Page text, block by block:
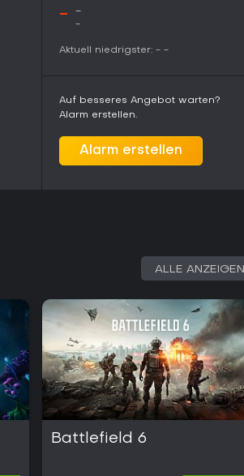
reagieren auf frühes Feedback
gleichzeitig den verfügbaren Inhalt.
Games weitergeführt. Das roguelite-System
und zufälliger Build-Gestaltung
zeigen jedoch aktive Weiterentwicklung.
und eignet sich besonders für
sind. Die Kernfantasie zwergischer
risikoreiche Runs vermittelt statt
- -
-
Aktuell niedrigster: - -
Auf besseres Angebot warten?
Alarm erstellen.
Alarm erstellen
ALLE ANZEIGEN
Battlefield 6